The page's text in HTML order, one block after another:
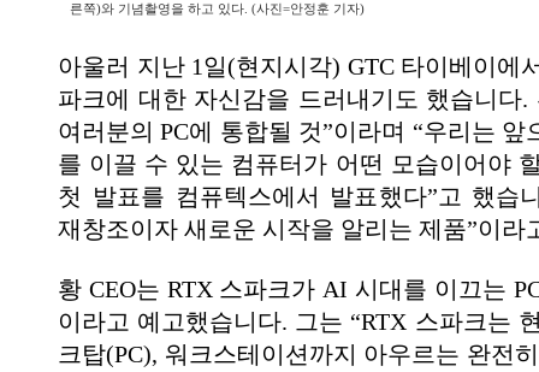
른쪽)와 기념촬영을 하고 있다. (사진=안정훈 기자)
아울러 지난 1일(현지시각) GTC 타이베이에
파크에 대한 자신감을 드러내기도 했습니다.
여러분의 PC에 통합될 것”이라며 “우리는 앞
를 이끌 수 있는 컴퓨터가 어떤 모습이어야
첫 발표를 컴퓨텍스에서 발표했다”고 했습
재창조이자 새로운 시작을 알리는 제품”이라
황 CEO는 RTX 스파크가 AI 시대를 이끄는
이라고 예고했습니다. 그는 “RTX 스파크는
크탑(PC), 워크스테이션까지 아우르는 완전